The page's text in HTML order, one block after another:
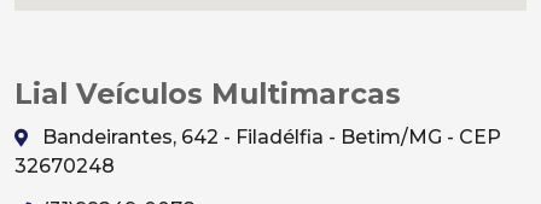
Lial Veículos Multimarcas
Bandeirantes, 642 - Filadélfia - Betim/MG - CEP
32670248